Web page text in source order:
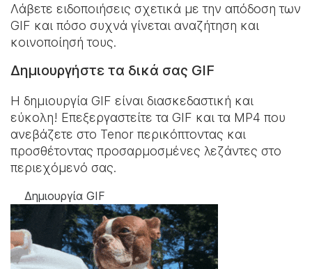
Λάβετε ειδοποιήσεις σχετικά με την απόδοση των
GIF και πόσο συχνά γίνεται αναζήτηση και
κοινοποίησή τους.
Δημιουργήστε τα δικά σας GIF
Η δημιουργία GIF είναι διασκεδαστική και
εύκολη! Επεξεργαστείτε τα GIF και τα MP4 που
ανεβάζετε στο Tenor περικόπτοντας και
προσθέτοντας προσαρμοσμένες λεζάντες στο
περιεχόμενό σας.
Δημιουργία GIF